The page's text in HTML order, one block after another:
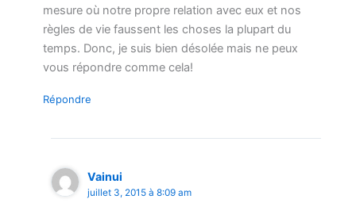
mesure où notre propre relation avec eux et nos
règles de vie faussent les choses la plupart du
temps. Donc, je suis bien désolée mais ne peux
vous répondre comme cela!
Répondre
Vainui
juillet 3, 2015 à 8:09 am